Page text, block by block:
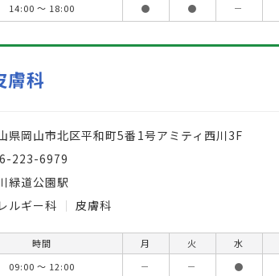
14:00 ～ 18:00
● ● －
膚科
県岡山市北区平和町5番1号アミティ西川3F
223-6979
緑道公園駅
ルギー科
皮膚科
時間 月 火 水
09:00 ～ 12:00
－ － ●